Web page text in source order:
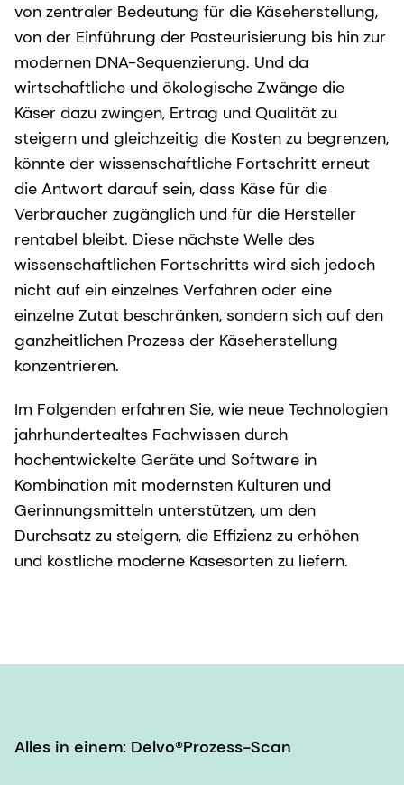
von zentraler Bedeutung für die Käseherstellung,
von der Einführung der Pasteurisierung bis hin zur
modernen DNA-Sequenzierung. Und da
wirtschaftliche und ökologische Zwänge die
Käser dazu zwingen, Ertrag und Qualität zu
steigern und gleichzeitig die Kosten zu begrenzen,
könnte der wissenschaftliche Fortschritt erneut
die Antwort darauf sein, dass Käse für die
Verbraucher zugänglich und für die Hersteller
rentabel bleibt. Diese nächste Welle des
wissenschaftlichen Fortschritts wird sich jedoch
nicht auf ein einzelnes Verfahren oder eine
einzelne Zutat beschränken, sondern sich auf den
ganzheitlichen Prozess der Käseherstellung
konzentrieren.
Im Folgenden erfahren Sie, wie neue Technologien
jahrhundertealtes Fachwissen durch
hochentwickelte Geräte und Software in
Kombination mit modernsten Kulturen und
Gerinnungsmitteln unterstützen, um den
Durchsatz zu steigern, die Effizienz zu erhöhen
und köstliche moderne Käsesorten zu liefern.
Alles in einem: Delvo®Prozess-Scan